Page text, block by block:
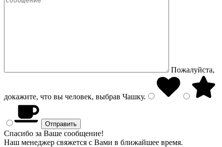
Пожалуйста,
докажите, что вы человек, выбрав Чашку.
Спасибо за Ваше сообщение!
Наш менеджер свяжется с Вами в ближайшее время.